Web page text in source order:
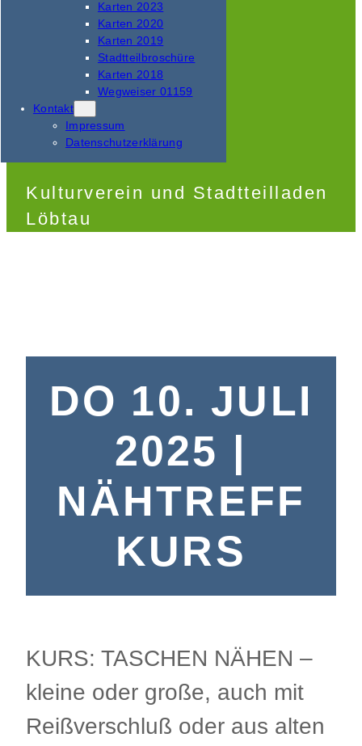
Karten 2023
Karten 2020
Karten 2019
Stadtteilbroschüre
Karten 2018
Wegweiser 01159
Kontakt
Impressum
Datenschutzerklärung
Kulturverein und Stadtteilladen
Löbtau
DO 10. JULI
2025 |
NÄHTREFF
KURS
KURS: TASCHEN NÄHEN –
kleine oder große, auch mit
Reißverschluß oder aus alten